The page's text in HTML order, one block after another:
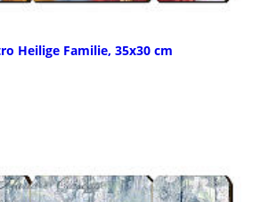
Heilige Familie, 35x30 cm